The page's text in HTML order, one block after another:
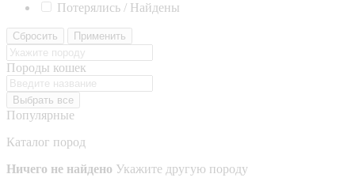
Потерялись / Найдены
Сбросить Применить
Породы кошек
Выбрать все
Популярные
Каталог пород
Ничего не найдено Укажите другую породу